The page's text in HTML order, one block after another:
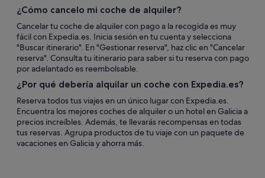
¿Cómo cancelo mi coche de alquiler?
Cancelar tu coche de alquiler con pago a la recogida es muy
fácil con Expedia.es. Inicia sesión en tu cuenta y selecciona
"Buscar itinerario". En "Gestionar reserva", haz clic en "Cancelar
reserva". Consulta tu itinerario para saber si tu reserva con pago
por adelantado es reembolsable.
¿Por qué debería alquilar un coche con Expedia.es?
Reserva todos tus viajes en un único lugar con Expedia.es.
Encuentra los mejores coches de alquiler o un hotel en Galicia a
precios increíbles. Además, te llevarás recompensas en todas
tus reservas. Agrupa productos de tu viaje con un paquete de
vacaciones en Galicia y ahorra más.